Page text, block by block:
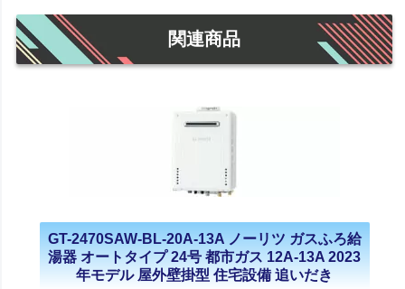
関連商品
GT-2470SAW-BL-20A-13A ノーリツ ガスふろ給
湯器 オートタイプ 24号 都市ガス 12A-13A 2023
年モデル 屋外壁掛型 住宅設備 追いだき